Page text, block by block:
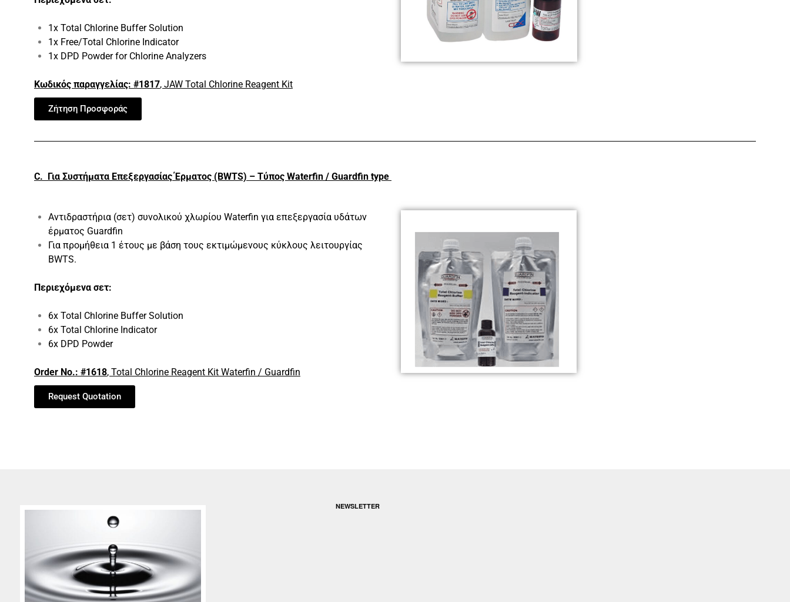
1x Total Chlorine Buffer Solution
1x Free/Total Chlorine Indicator
1x DPD Powder for Chlorine Analyzers
Κωδικός παραγγελίας: #1817, JAW Total Chlorine Reagent Kit
Ζήτηση Προσφοράς
C. Για Συστήματα ΕπεξεργασίαςΈρματος (BWTS) – Τύπος Waterfin / Guardfin type
Αντιδραστήρια (σετ) συνολικού χλωρίου Waterfin για επεξεργασία υδάτων
έρματος Guardfin
Για προμήθεια 1 έτους με βάση τους εκτιμώμενους κύκλους λειτουργίας
BWTS.
Περιεχόμενα σετ:
6x Total Chlorine Buffer Solution
6x Total Chlorine Indicator
6x DPD Powder
Order No.: #1618, Total Chlorine Reagent Kit Waterfin / Guardfin
Request Quotation
NEWSLETTER